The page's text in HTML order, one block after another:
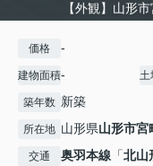
【外観】山形
価格 -
建物面積- 土
築年数 新築
所在地 山形県山形市宮
交通 奥羽本線 「北山